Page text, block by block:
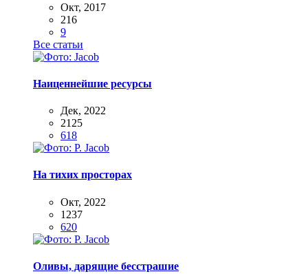
Окт, 2017
216
9
Все статьи
Наиценнейшие ресурсы
Дек, 2022
2125
618
На тихих просторах
Окт, 2022
1237
620
Оливы, дарящие бесстрашие